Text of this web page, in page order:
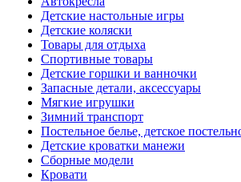
Детские настольные игры
Детские коляски
Товары для отдыха
Спортивные товары
Детские горшки и ванночки
Запасные детали, аксессуары
Мягкие игрушки
Зимний транспорт
Постельное белье, детское
Детские кроватки манежи
Сборные модели
Кровати